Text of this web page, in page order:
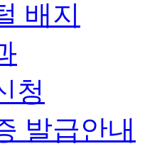
배지
청
발급안내